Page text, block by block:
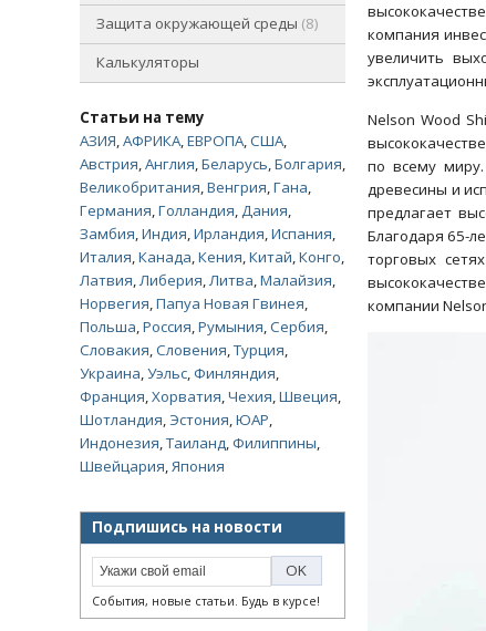
Защита окружающей среды 8
Калькуляторы
Статьи на тему
АЗИЯ,АФРИКА,ЕВРОПА,США,
Австрия,Англия,Беларусь,Болгария,
Великобритания,Венгрия,Гана,
Германия,Голландия,Дания,
Замбия,Индия,Ирландия,Испания,
Италия,Канада,Кения,Китай,Конго,
Латвия,Либерия,Литва,Малайзия,
Норвегия,Папуа Новая Гвинея,
Польша,Россия,Румыния,Сербия,
Словакия,Словения,Турция,
Украина,Уэльс,Финляндия,
Франция,Хорватия,Чехия,Швеция,
Шотландия, Эстония,ЮАР,
Индонезия,Таиланд,Филиппины,
Швейцария,Япония
Подпишись на новости
События, новые статьи. Будь в курсе!
компания
увеличить
Nelson Wood
по всему миру.
древесины и
предлагает
Благодаря 65-
торговых
компании